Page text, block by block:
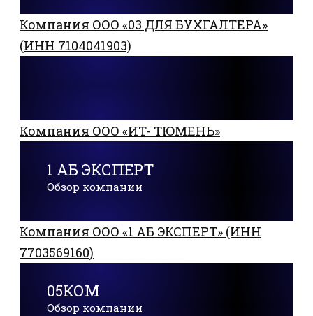
Компания ООО «03 ДЛЯ БУХГАЛТЕРА»
(ИНН 7104041903)
Компания ООО «ИТ- ТЮМЕНЬ»
1 АБ ЭКСПЕРТ
Обзор компании
Компания ООО «1 АБ ЭКСПЕРТ» (ИНН
7703569160)
05КОМ
Обзор компании